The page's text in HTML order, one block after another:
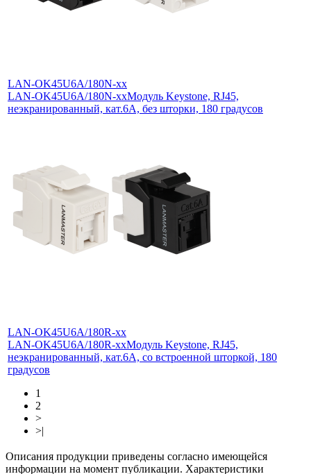
LAN-OK45U6A/180N-xx
LAN-OK45U6A/180N-xxМодуль Keystone, RJ45,
неэкранированный, кат.6A, без шторки, 180 градусов
LAN-OK45U6A/180R-xx
LAN-OK45U6A/180R-xxМодуль Keystone, RJ45,
неэкранированный, кат.6A, со встроенной шторкой, 180
градусов
1
2
>
>|
Описания продукции приведены согласно имеющейся
информации на момент публикации. Характеристики